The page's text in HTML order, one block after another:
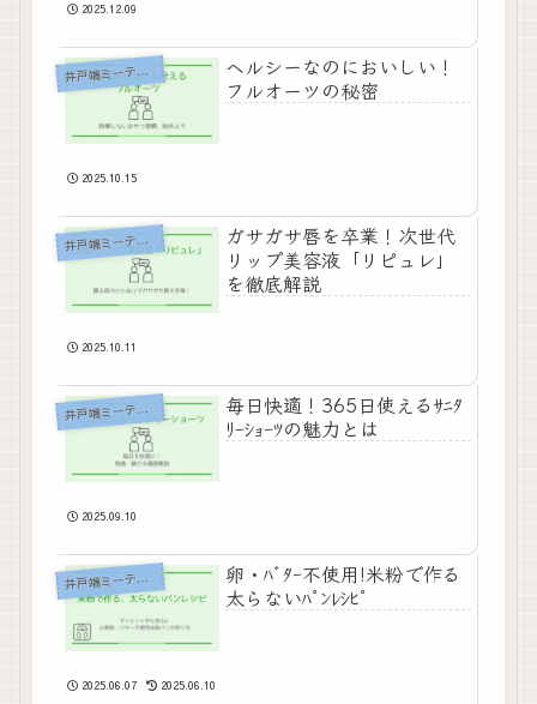
2025.12.09
井戸端ミーティング雑記
ヘルシーなのにおいしい！
フルオーツの秘密
2025.10.15
井戸端ミーティング雑記
ガサガサ唇を卒業！次世代
リップ美容液「リピュレ」
を徹底解説
2025.10.11
井戸端ミーティング雑記
毎日快適！365日使えるｻﾆﾀ
ﾘｰｼｮｰﾂの魅力とは
2025.09.10
井戸端ミーティング雑記
卵・ﾊﾞﾀｰ不使用!米粉で作る
太らないﾊﾟﾝﾚｼﾋﾟ
2025.06.07 2025.06.10